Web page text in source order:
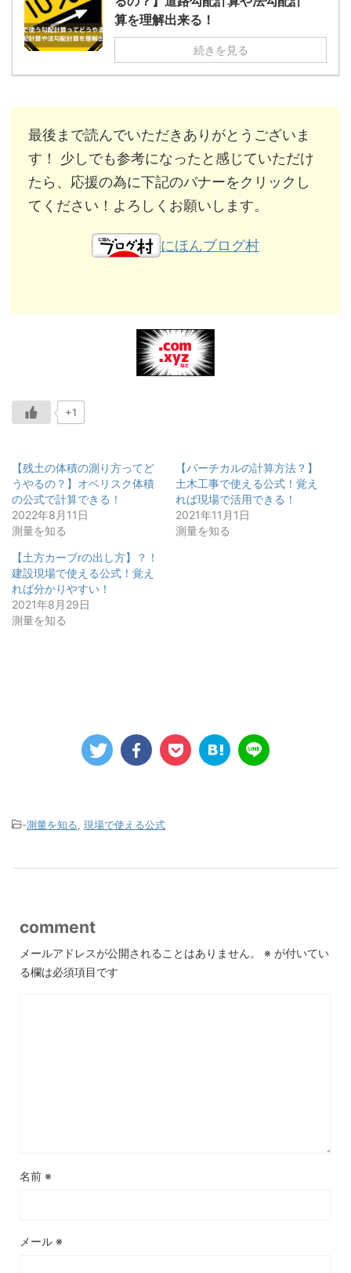
算を理解出来る！
続きを見る
最後まで読んでいただきありがとうございま
す！ 少しでも参考になったと感じていただけ
たら、応援の為に下記のバナーをクリックし
てください！よろしくお願いします。
にほんブログ村
+1
【残土の体積の測り方ってど
うやるの？】オベリスク体積
の公式で計算できる！
2022年8月11日
測量を知る
【バーチカルの計算方法？】
土木工事で使える公式！覚え
れば現場で活用できる！
2021年11月1日
測量を知る
【土方カーブrの出し方】？！
建設現場で使える公式！覚え
れば分かりやすい！
2021年8月29日
測量を知る
-測量を知る 現場で使える公式
comment
メールアドレスが公開されることはありません。 ※ が付いてい
る欄は必須項目です
名前 ※
メール ※